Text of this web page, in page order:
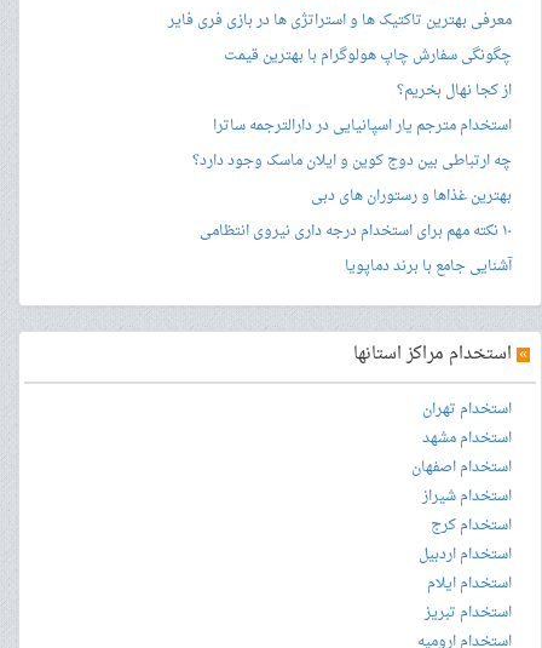
معرفی بهترین تاکتیک ها و استراتژی ها در بازی فری فایر
چگونگی سفارش چاپ هولوگرام با بهترین قیمت
از کجا نهال بخریم؟
استخدام مترجم یار اسپانیایی در دارالترجمه ساترا
چه ارتباطی بین دوج کوین و ایلان ماسک وجود دارد؟
بهترین غذاها و رستوران های دبی
۱۰ نکته مهم برای استخدام درجه داری نیروی انتظامی
آشنایی جامع با برند دماپویا
» استخدام مراکز استانها
استخدام تهران
استخدام مشهد
استخدام اصفهان
استخدام شیراز
استخدام کرج
استخدام اردبیل
استخدام ایلام
استخدام تبریز
استخدام ارومیه